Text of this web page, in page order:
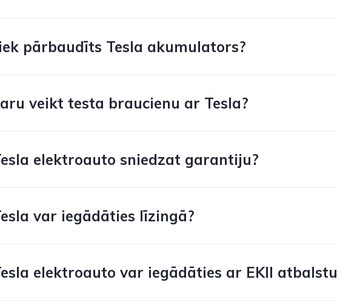
pārbaudīts Tesla akumulators?
veikt testa braucienu ar Tesla?
elektroauto sniedzat garantiju?
var iegādāties līzingā?
elektroauto var iegādāties ar EKII